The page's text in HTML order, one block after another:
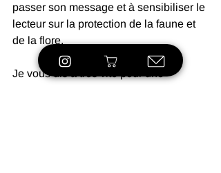
passer son message et à sensibiliser le
lecteur sur la protection de la faune et
de la flore.
Je vous dis à très vite pour une